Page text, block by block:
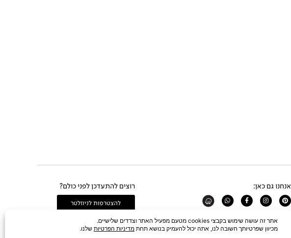
אנחנו גם כאן:
Pinterest
Instagram
Facebook-
f
Whatsapp
רוצים להתעדכן לפני כולם?
להצטרפות לניוזלטר